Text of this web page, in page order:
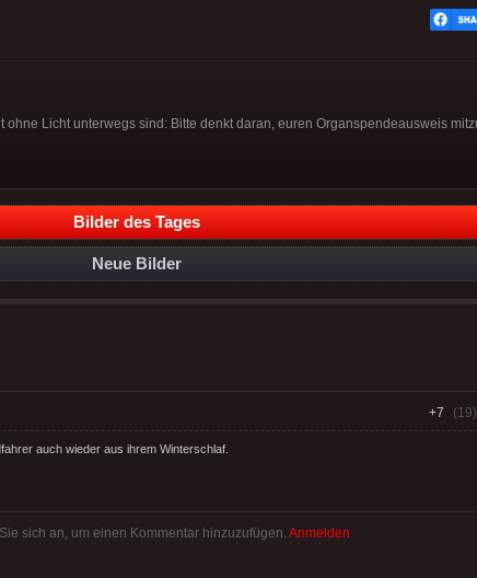
Licht unterwegs sind: Bitte denkt daran, euren Organspendeausweis
Bilder des Tages
Neue Bilder
+7 (19)
auch wieder aus ihrem Winterschlaf.
sich an, um einen Kommentar hinzuzufügen. Anmelden